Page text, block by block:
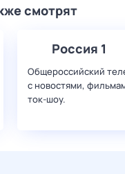
смотрят
Россия 1
Общероссийский
с новостями,
ток-шоу.